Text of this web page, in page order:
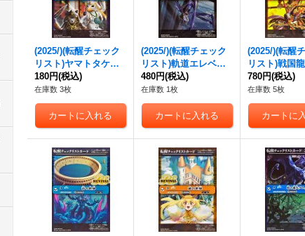
(2025/)(転醒チェック
リスト)ヤマトタケル
の氣兵神殿/鳥獣氣
兵・陸號マカミ【-】
{BS73-071a/BS73-071
b}《青》
180円(税込)
在庫数 3枚
(2025/)(転醒チェック
リスト)軌道エレベー
ター・カンダタ/カン
ダタ管理メカ・氣動兵
器ジョローグ【-】{BS
73-068a/BS73-068b}
《白》
480円(税込)
在庫数 1枚
(2025/)(転醒
リスト)戦国
ドラゴンX/戦
ーニング・ソ
ゴンX【-】
1a/BS73-
《赤》
780円(税込)
在庫数 5枚